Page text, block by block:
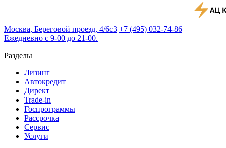
Москва, Береговой проезд, 4/6с3 +7 (495) 032-74-86
Ежедневно с 9-00 до 21-00.
Разделы
Лизинг
Автокредит
Директ
Trade-in
Госпрограммы
Рассрочка
Сервис
Услуги